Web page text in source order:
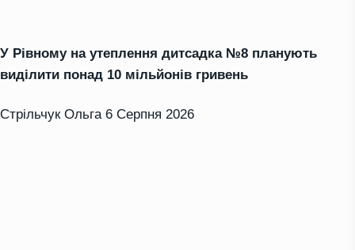
У Рівному на утеплення дитсадка №8 планують
виділити понад 10 мільйонів гривень
Стрільчук Ольга 6 Серпня 2026